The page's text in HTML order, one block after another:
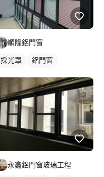
順隆鋁門窗
採光罩
鋁門窗
鋁窗
陽台窗戶
永鑫鋁門窗玻璃工程